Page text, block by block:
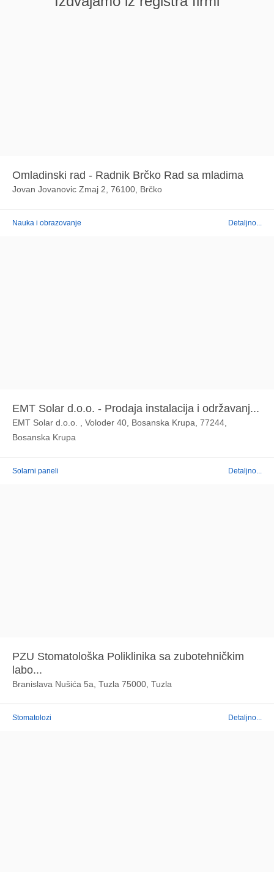
Omladinski rad - Radnik Brčko Rad sa mladima
Jovan Jovanovic Zmaj 2, 76100, Brčko
Nauka i obrazovanje Detaljno...
EMT Solar d.o.o. - Prodaja instalacija i održavanj...
EMT Solar d.o.o. , Voloder 40, Bosanska Krupa, 77244,
Bosanska Krupa
Solarni paneli Detaljno...
PZU Stomatološka Poliklinika sa zubotehničkim
labo...
Branislava Nušića 5a, Tuzla 75000, Tuzla
Stomatolozi Detaljno...